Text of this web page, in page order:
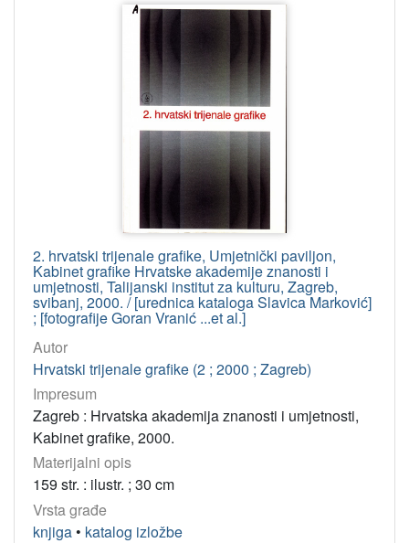
2. hrvatski trijenale grafike, Umjetnički paviljon,
Kabinet grafike Hrvatske akademije znanosti i
umjetnosti, Talijanski institut za kulturu, Zagreb,
svibanj, 2000. / [urednica kataloga Slavica Marković]
; [fotografije Goran Vranić ...et al.]
Autor
Hrvatski trijenale grafike (2 ; 2000 ; Zagreb)
Impresum
Zagreb : Hrvatska akademija znanosti i umjetnosti,
Kabinet grafike, 2000.
Materijalni opis
159 str. : ilustr. ; 30 cm
Vrsta građe
knjiga • katalog izložbe